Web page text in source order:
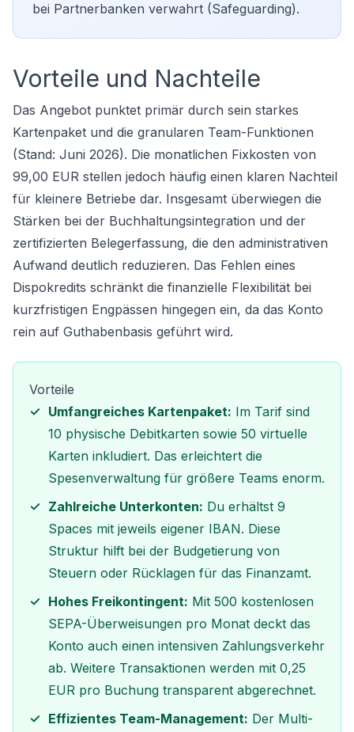
bei Partnerbanken verwahrt (Safeguarding).
Vorteile und Nachteile
Das Angebot punktet primär durch sein starkes
Kartenpaket und die granularen Team-Funktionen
(Stand: Juni 2026). Die monatlichen Fixkosten von
99,00 EUR stellen jedoch häufig einen klaren Nachteil
für kleinere Betriebe dar. Insgesamt überwiegen die
Stärken bei der Buchhaltungsintegration und der
zertifizierten Belegerfassung, die den administrativen
Aufwand deutlich reduzieren. Das Fehlen eines
Dispokredits schränkt die finanzielle Flexibilität bei
kurzfristigen Engpässen hingegen ein, da das Konto
rein auf Guthabenbasis geführt wird.
Vorteile
Umfangreiches Kartenpaket: Im Tarif sind
10 physische Debitkarten sowie 50 virtuelle
Karten inkludiert. Das erleichtert die
Spesenverwaltung für größere Teams enorm.
Zahlreiche Unterkonten: Du erhältst 9
Spaces mit jeweils eigener IBAN. Diese
Struktur hilft bei der Budgetierung von
Steuern oder Rücklagen für das Finanzamt.
Hohes Freikontingent: Mit 500 kostenlosen
SEPA-Überweisungen pro Monat deckt das
Konto auch einen intensiven Zahlungsverkehr
ab. Weitere Transaktionen werden mit 0,25
EUR pro Buchung transparent abgerechnet.
Effizientes Team-Management: Der Multi-